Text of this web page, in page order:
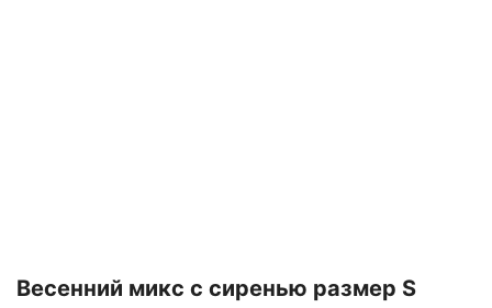
Весенний микс с сиренью размер S